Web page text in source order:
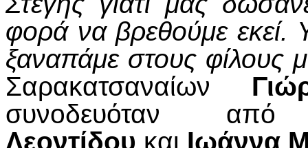
φορά να βρεθούμε
ξαναπάμε στους φίλους
Σαρακατσαναίων
συνοδευόταν
Λεοντίδου και Ιωάννα